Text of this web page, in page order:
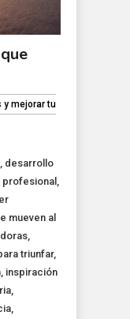
y mejorar tu
desarrollo
profesional
mueven al
triunfar,
inspiración